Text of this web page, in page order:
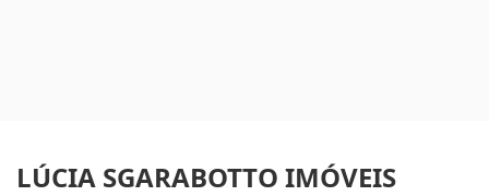
LÚCIA SGARABOTTO IMÓVEIS